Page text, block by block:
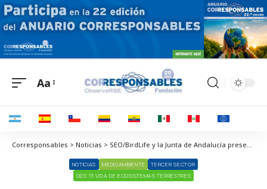
Aa
Corresponsables > Noticias > SEO/BirdLife y la Junta de Andalucía presentan un manual y una serie documental para la investigación de delitos e infracciones contra la biodiversidad
NOTICIAS MEDIOAMBIENTE
TERCER SECTOR
ODS 15 VIDA DE ECOSISTEMAS TERRESTRES